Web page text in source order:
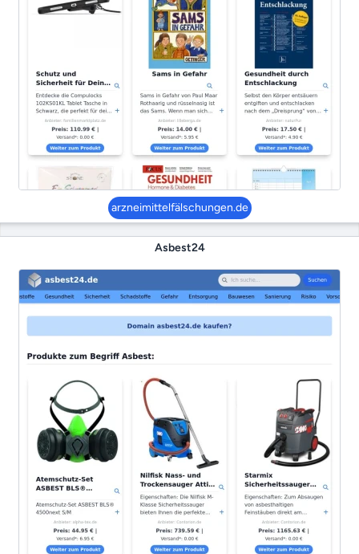
arzneimittelfälschungen.de
Asbest24